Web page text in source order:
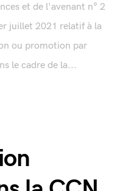
et de l'avenant n° 2
juillet 2021 relatif à la
ou promotion par
le cadre de la...